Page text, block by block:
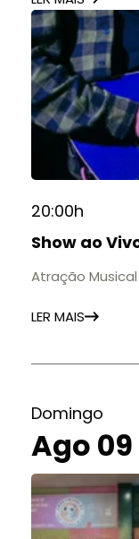
20:00h
Show ao
Atração
LER MAIS
Domingo
Ago 09